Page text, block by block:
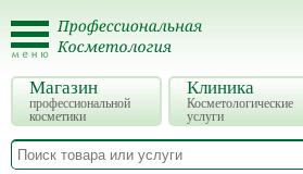
Магазин
профессиональной
косметики
Клиника
Косметологические
услуги